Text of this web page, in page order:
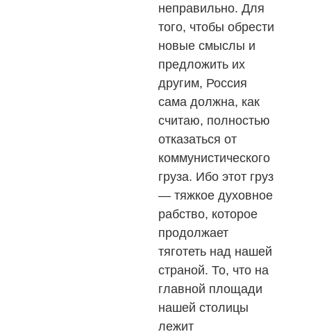
неправильно. Для
того, чтобы обрести
новые смыслы и
предложить их
другим, Россия
сама должна, как
считаю, полностью
отказаться от
коммунистического
груза. Ибо этот груз
— тяжкое духовное
рабство, которое
продолжает
тяготеть над нашей
страной. То, что на
главной площади
нашей столицы
лежит